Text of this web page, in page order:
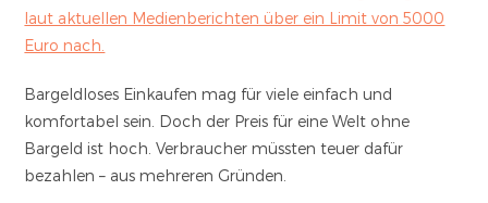
laut aktuellen Medienberichten über ein Limit von 5000
Euro nach.
Bargeldloses Einkaufen mag für viele einfach und
komfortabel sein. Doch der Preis für eine Welt ohne
Bargeld ist hoch. Verbraucher müssten teuer dafür
bezahlen – aus mehreren Gründen.